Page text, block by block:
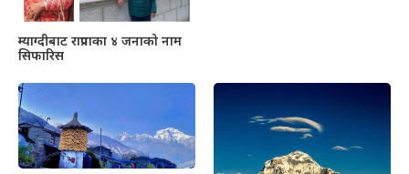
म्याग्दीबाट राप्रपाका ४ जनाको नाम
सिफारिस